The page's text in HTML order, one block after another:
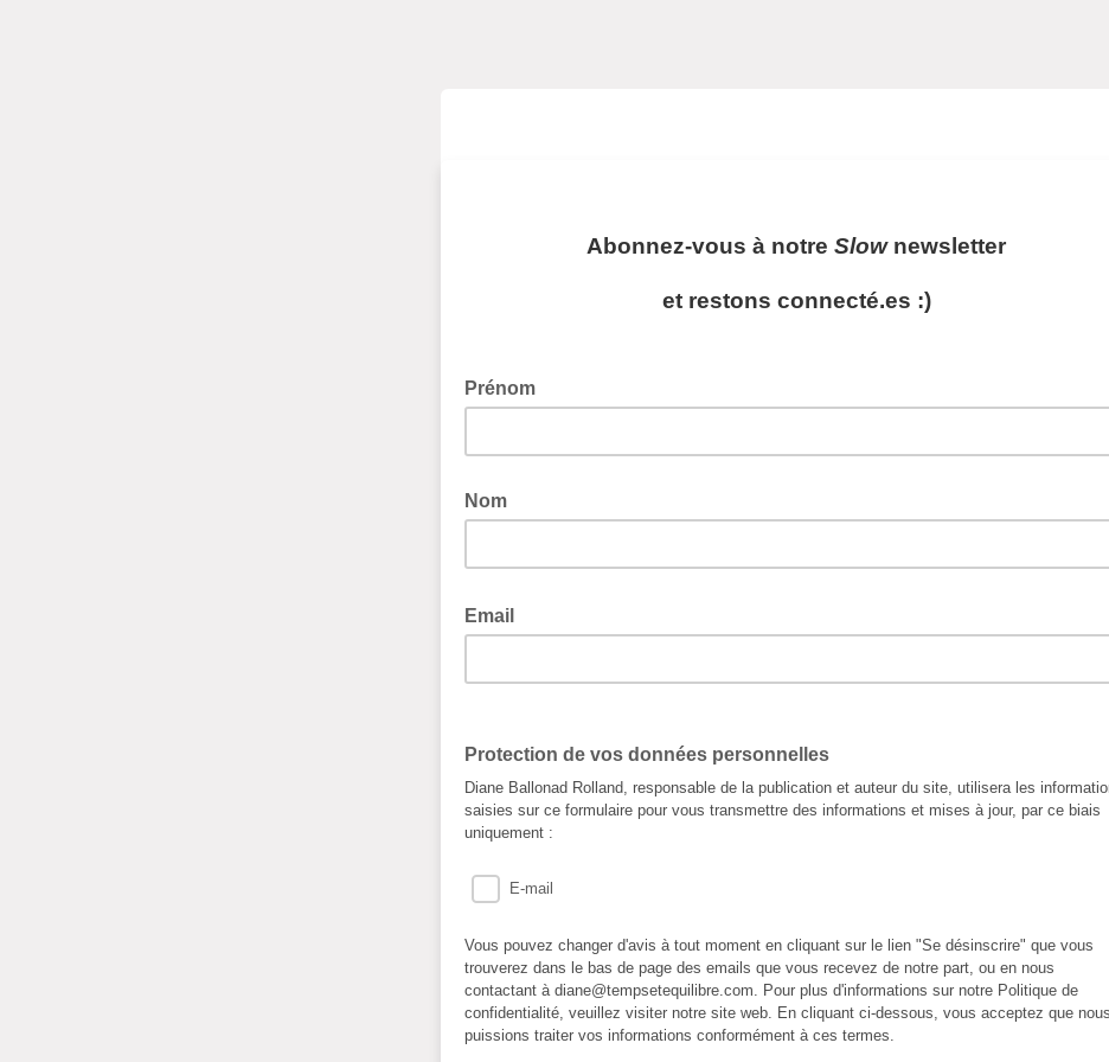
Abonnez-vous à notre Slownewsletter
et restons connecté.es :)
Prénom
Nom
Email
Protection de vos données personnelles
Diane Ballonad Rolland, responsable de la publication et auteur du site, utilisera les
saisies sur ce formulaire pour vous transmettre des informations et mises à jour, par ce biais
uniquement :
E-mail
Vous pouvez changer d'avis à tout moment en cliquant sur le lien "Se désinscrire" que vous
trouverez dans le bas de page des emails que vous recevez de notre part, ou en nous
contactant à diane@tempsetequilibre.com. Pour plus d'informations sur notre Politique de
confidentialité, veuillez visiter notre site web. En cliquant ci-dessous, vous acceptez que nous
puissions traiter vos informations conformément à ces termes.